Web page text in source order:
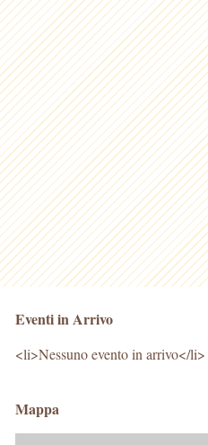
Eventi in Arrivo
<li>Nessuno evento in arrivo</li>
Mappa